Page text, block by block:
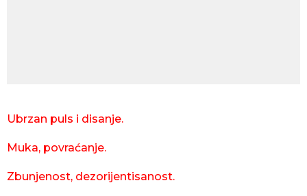
Ubrzan puls i disanje.
Muka, povraćanje.
Zbunjenost, dezorijentisanost.